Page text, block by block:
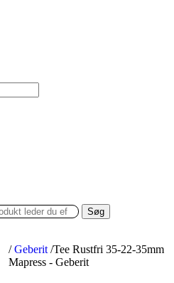
Søg
/ Geberit /Tee Rustfri 35-22-35mm
Mapress - Geberit